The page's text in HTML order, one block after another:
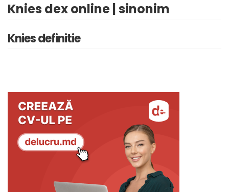
Knies dex online | sinonim
Knies definitie